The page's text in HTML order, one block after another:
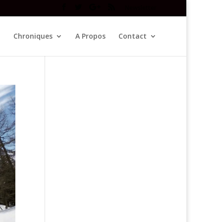
Chroniques A Propos Contact